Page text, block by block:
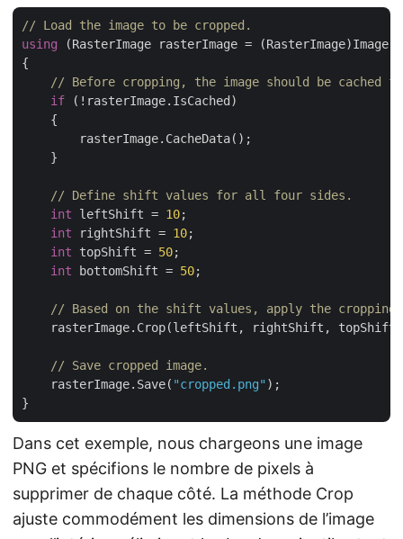
// Load the image to be cropped.
using (RasterImage rasterImage =
{
// Before cropping, the image should be cached
if (!rasterImage.IsCached)
    {
        rasterImage.CacheData();
    }
// Define shift values for all four sides.
int leftShift = 10;
int rightShift = 10;
int topShift = 50;
int bottomShift = 50;
// Based on the shift values, apply the cropping
rasterImage.Crop(leftShift, rightShift,
// Save cropped image.
    rasterImage.Save(
"cropped.png" );
Dans cet exemple, nous chargeons une image
PNG et spécifions le nombre de pixels à
supprimer de chaque côté. La méthode Crop
ajuste commodément les dimensions de l’image